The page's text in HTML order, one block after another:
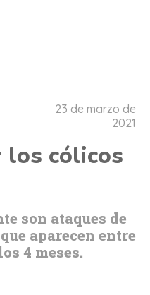
23 de marzo de
2021
los cólicos
son ataques de
aparecen entre
4 meses.